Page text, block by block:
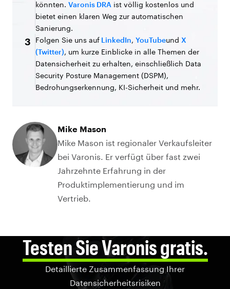
könnten. Varonis DRA ist völlig kostenlos und
bietet einen klaren Weg zur automatischen
Sanierung.
3 Folgen Sie uns auf LinkedIn, YouTubeund X
(Twitter), um kurze Einblicke in alle Themen der
Datensicherheit zu erhalten, einschließlich Data
Security Posture Management (DSPM),
Bedrohungserkennung, KI-Sicherheit und mehr.
Mike Mason
Mike Mason ist regionaler Verkaufsleiter
bei Varonis. Er verfügt über fast zwei
Jahrzehnte Erfahrung in der
Produktimplementierung und im
Vertrieb.
Testen Sie Varonis gratis.
Detaillierte Zusammenfassung Ihrer
Datensicherheitsrisiken